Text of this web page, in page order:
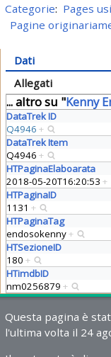
Categorie: Pages
Pagine
Dati
Allegati
... altro su "Kenny
DataTrek ID
Q4946 +
DataTrek Item
Q4946 +
HTPaginaElaboarata
2018-05-20T16:20:53 +
HTPaginaID
1131 +
HTPaginaTag
endosokenny+
HTSezioneID
180 +
HTimdbID
nm0256879 +
Questa pagina è
l'ultima volta il 24